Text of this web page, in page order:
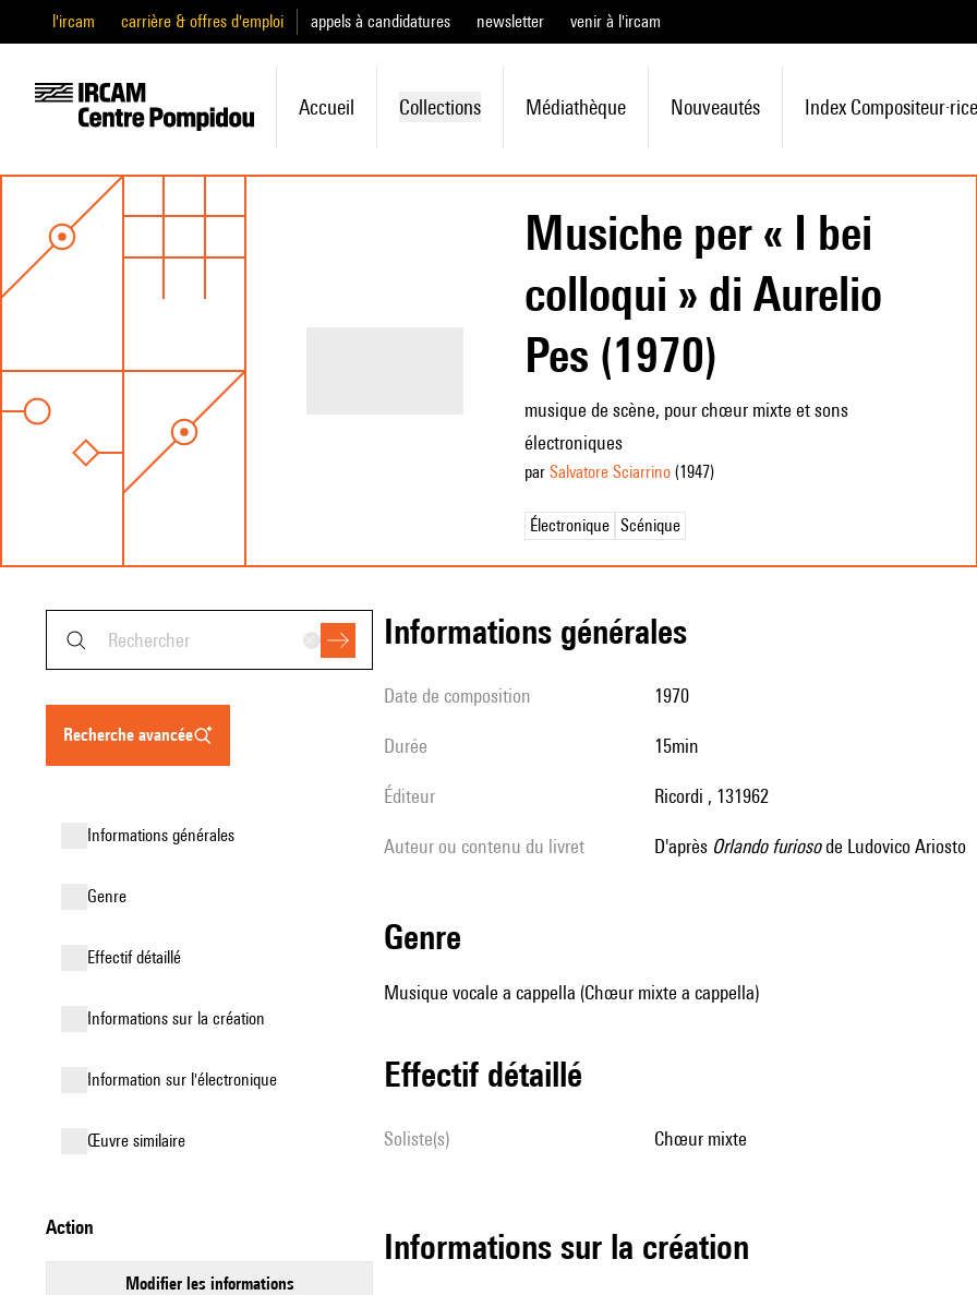
l'ircam carrière & offres d'emploi appels à candidatures newsletter venir à l'ircam
Accueil Collections Médiathèque Nouveautés Index Compositeur·rice
Musiche per « I bei
colloqui » di Aurelio
Pes (1970)
musique de scène, pour chœur mixte et sons
électroniques
par Salvatore Sciarrino(1947)
Électronique Scénique
recherche avancée
informations générales
genre
effectif détaillé
informations sur la création
Information sur l'électronique
œuvre similaire
action
modifier les informations
informations générales
date de composition 1970
durée 15min
éditeur Ricordi , 131962
Auteur ou contenu du livret d'après Orlando furiosode Ludovico Ariosto
genre
Musique vocale a cappella (Chœur mixte a cappella)
effectif détaillé
Soliste(s) chœur mixte
informations sur la création